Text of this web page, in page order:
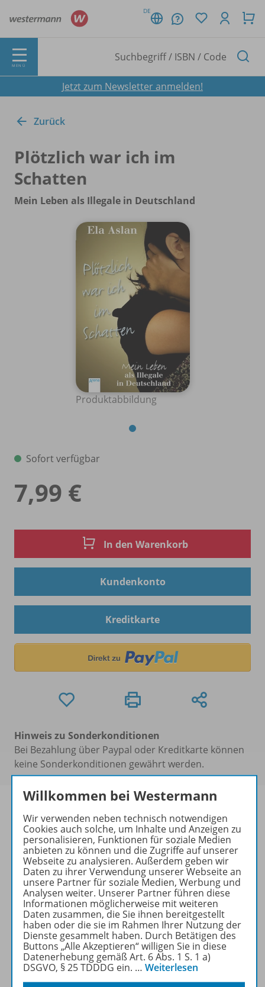
DE
MENÜ
Jetzt zum Newsletter anmelden!
Zurück
Plötzlich war ich im
Schatten
Mein Leben als Illegale in Deutschland
Produktabbildung
Sofort verfügbar
7,99 €
In den Warenkorb
Kundenkonto
Kreditkarte
Hinweis zu Sonderkonditionen
Bei Bezahlung über Paypal oder Kreditkarte können
keine Sonderkonditionen gewährt werden.
Produktinformationen
Beschreibung
Zugehörige Produkte
Unterrichtserarbeitung
Willkommen bei Westermann
Wir verwenden neben technisch notwendigen
Cookies auch solche, um Inhalte und Anzeigen zu
personalisieren, Funktionen für soziale Medien
anbieten zu können und die Zugriffe auf unserer
Webseite zu analysieren. Außerdem geben wir
Daten zu ihrer Verwendung unserer Webseite an
unsere Partner für soziale Medien, Werbung und
Analysen weiter. Unserer Partner führen diese
Informationen möglicherweise mit weiteren
Daten zusammen, die Sie ihnen bereitgestellt
haben oder die sie im Rahmen Ihrer Nutzung der
Dienste gesammelt haben. Durch Betätigen des
Buttons „Alle Akzeptieren“ willigen Sie in diese
Datenerhebung gemäß Art. 6 Abs. 1 S. 1 a)
DSGVO, § 25 TDDDG ein. … Weiterlesen